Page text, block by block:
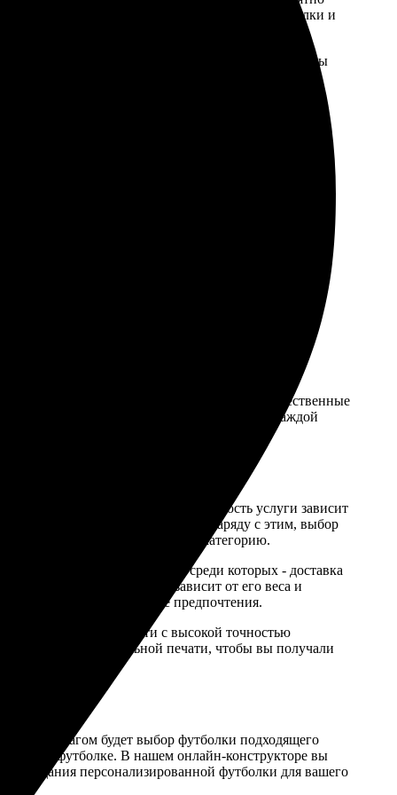
мобильное приложение, указать размер футболки и
реализации индивидуальных проектов. Вы
технологий печати. Мы работаем с
стирок.
Радуйте своих детей оригинальными вещами,
заказа, гарантируя при этом высокое
Ключевыми преимуществами нашего
премиум-качество фотопечати, которое
изображениями.
желающих подарить своим детям качественные
цены, делая фотопечать доступной для каждой
изделиях для детей. Стоимость услуги зависит
а также размер футболки. Наряду с этим, выбор
которых имеет свою ценовую категорию.
доставки в г Альметьевск, среди которых - доставка
для каждого заказа и зависит от его веса и
срочность и свои личные предпочтения.
любой сложности с высокой точностью
дизайна до финальной печати, чтобы вы получали
Первым шагом будет выбор футболки подходящего
на футболке. В нашем онлайн-конструкторе вы
создания персонализированной футболки для вашего